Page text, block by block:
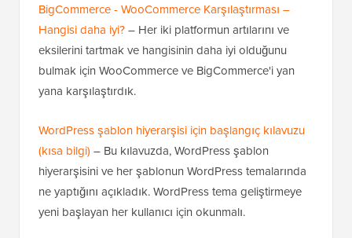
BigCommerce - WooCommerce Karşılaştırması –
Hangisi daha iyi?– Her iki platformun artılarını ve
eksilerini tartmak ve hangisinin daha iyi olduğunu
bulmak için WooCommerce ve BigCommerce'i yan
yana karşılaştırdık.
WordPress şablon hiyerarşisi için başlangıç kılavuzu
(kısa bilgi) – Bu kılavuzda, WordPress şablon
hiyerarşisini ve her şablonun WordPress temalarında
ne yaptığını açıkladık. WordPress tema geliştirmeye
yeni başlayan her kullanıcı için okunmalı.